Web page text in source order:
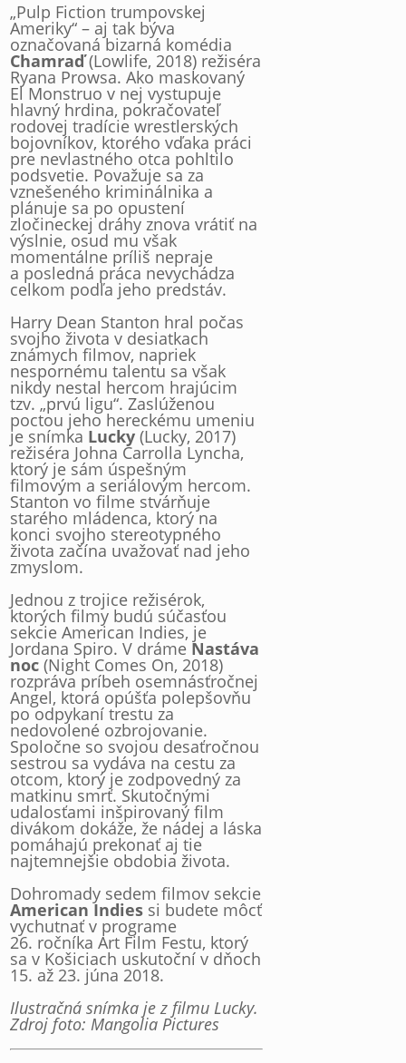
„Pulp Fiction trumpovskej
Ameriky“ – aj tak býva
označovaná bizarná komédia
Chamraď(Lowlife, 2018) režiséra
Ryana Prowsa. Ako maskovaný
El Monstruo v nej vystupuje
hlavný hrdina, pokračovateľ
rodovej tradície wrestlerských
bojovníkov, ktorého vďaka práci
pre nevlastného otca pohltilo
podsvetie. Považuje sa za
vznešeného kriminálnika a
plánuje sa po opustení
zločineckej dráhy znova vrátiť na
výslnie, osud mu však
momentálne príliš nepraje
a posledná práca nevychádza
celkom podľa jeho predstáv.
Harry Dean Stanton hral počas
svojho života v desiatkach
známych filmov, napriek
nespornému talentu sa však
nikdy nestal hercom hrajúcim
tzv. „prvú ligu“. Zaslúženou
poctou jeho hereckému umeniu
je snímka Lucky (Lucky, 2017)
režiséra Johna Carrolla Lyncha,
ktorý je sám úspešným
filmovým a seriálovým hercom.
Stanton vo filme stvárňuje
starého mládenca, ktorý na
konci svojho stereotypného
života začína uvažovať nad jeho
zmyslom.
Jednou z trojice režisérok,
ktorých filmy budú súčasťou
sekcie American Indies, je
Jordana Spiro. V dráme Nastáva
noc (Night Comes On, 2018)
rozpráva príbeh osemnásťročnej
Angel, ktorá opúšťa polepšovňu
po odpykaní trestu za
nedovolené ozbrojovanie.
Spoločne so svojou desaťročnou
sestrou sa vydáva na cestu za
otcom, ktorý je zodpovedný za
matkinu smrť. Skutočnými
udalosťami inšpirovaný film
divákom dokáže, že nádej a láska
pomáhajú prekonať aj tie
najtemnejšie obdobia života.
Dohromady sedem filmov sekcie
American Indies si budete môcť
vychutnať v programe
26. ročníka Art Film Festu, ktorý
sa v Košiciach uskutoční v dňoch
15. až 23. júna 2018.
Ilustračná snímka je z filmu Lucky.
Zdroj foto: Mangolia Pictures